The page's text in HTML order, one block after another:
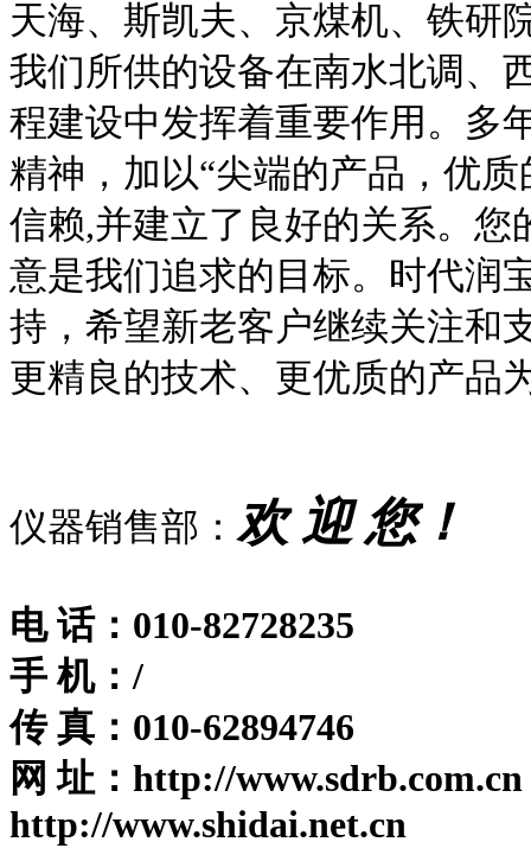
天海、斯凯夫、京煤机、铁研
我们所供的设备在南水北调、
程建设中发挥着重要作用。多
精神，加以“尖端的产品，优
信赖,并建立了良好的关系。
意是我们追求的目标。时代润
持，希望新老客户继续关注和
更精良的技术、更优质的产品
仪器销售部：欢 迎 您！
电 话：010-82728235
手 机：/
传 真：010-62894746
网 址： http://www.sdrb.com.cn
http://www.shidai.net.cn